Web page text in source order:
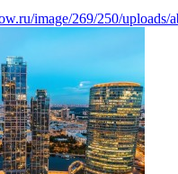
image/269/250/uploads/